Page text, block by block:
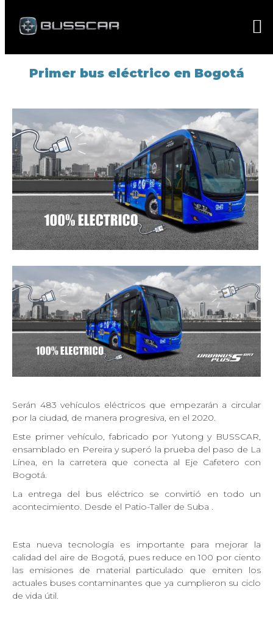
Primer bus eléctrico en Bogotá
Serán 483 vehículos eléctricos que empezarán a circular
por la ciudad, de manera progresiva, en el 2020.
Este primer vehículo, fabricado por Yutong y BUSSCAR,
ensamblado en Pereira y superó la prueba del paso de La
Línea, en la carretera que conecta al Eje Cafetero con
Bogotá.
La entrega del bus eléctrico se convirtió en todo un
acontecimiento. Desde el Patio-Taller de Suba .
Esta nueva tecnología es importante para mejorar la
calidad del aire de Bogotá, pues reduce en 100 por ciento
las emisiones de material particulado que emiten los
actuales buses contaminantes que ya cumplieron su ciclo
de vida útil.